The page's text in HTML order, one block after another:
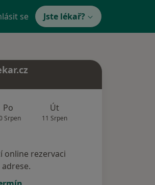
se Jste lékař?
Po
Srpen
Út
11 Srpen
online rezervaci